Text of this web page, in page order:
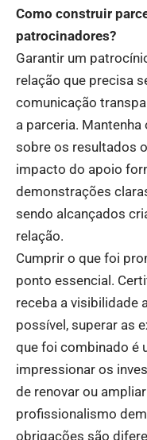
Como construir
patrocinadores?
Garantir um
relação que precisa
comunicação
a parceria.
sobre os resultados
impacto do apoio
demonstrações
sendo alcançados
relação.
Cumprir o que foi
ponto essencial.
receba a visibilidade
possível, superar as
que foi combinado é
impressionar os
de renovar ou
profissionalismo
obrigações são